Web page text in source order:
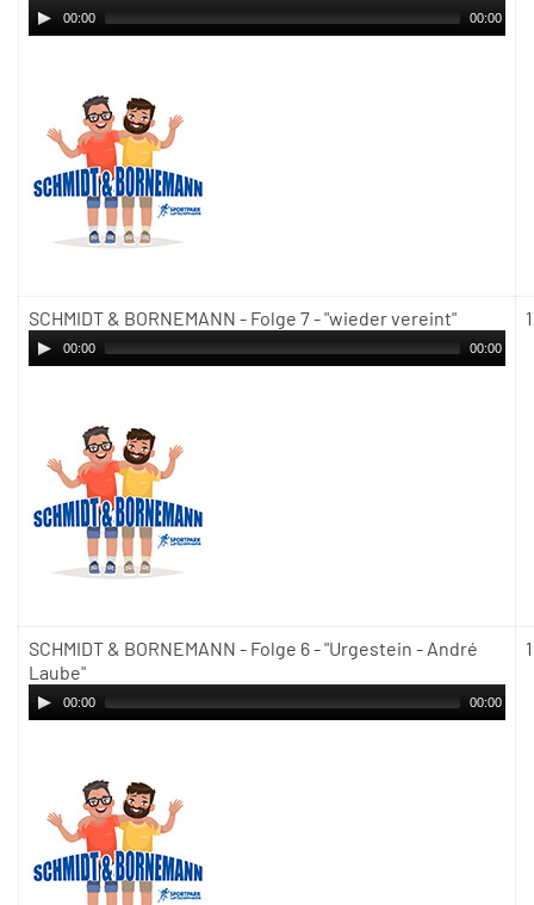
00:00 00:00
SCHMIDT & BORNEMANN - Folge 7 - "wieder vereint"
00:00 00:00
SCHMIDT & BORNEMANN - Folge 6 - "Urgestein - André
Laube"
00:00 00:00